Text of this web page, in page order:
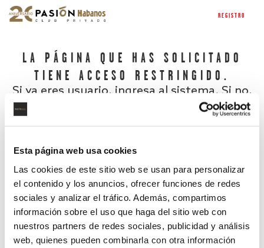
Esta página web usa cookies
Las cookies de este sitio web se usan para personalizar
el contenido y los anuncios, ofrecer funciones de redes
sociales y analizar el tráfico. Además, compartimos
información sobre el uso que haga del sitio web con
nuestros partners de redes sociales, publicidad y análisis
web, quienes pueden combinarla con otra información
REGISTRO
LA PÁGINA QUE HAS SOLICITADO
TIENE ACCESO RESTRINGIDO.
Si ya eres usuario, ingresa al sistema. Si no,
¿Has olvidado tu contraseña?